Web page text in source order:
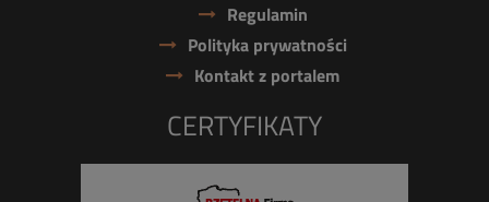
Regulamin
Polityka prywatności
Kontakt z portalem
CERTYFIKATY